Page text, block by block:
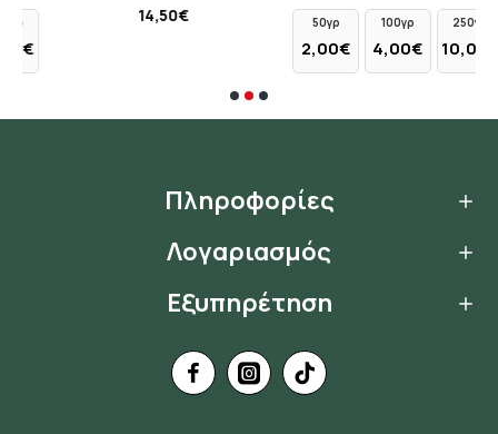
14,50€
2,00€
100γρ
4,00€
250γρ
10,00€
Πληροφορίες
Λογαριασμός
Εξυπηρέτηση